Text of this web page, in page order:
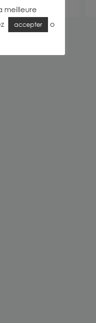
UV
meilleure
accepter
o